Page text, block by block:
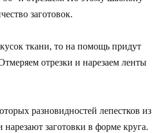
заготовок.
ткани, то на помощь придут
отрезки и нарезаем ленты
разновидностей лепестков из
нарезают заготовки в форме круга.